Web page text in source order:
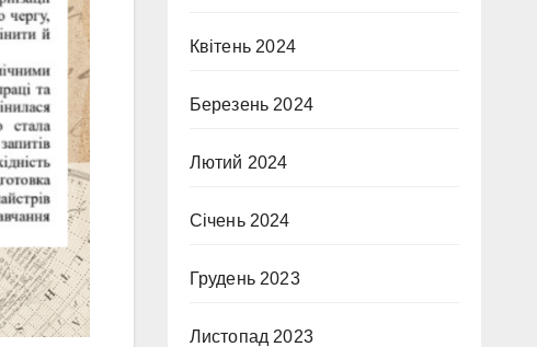
Квітень 2024
Березень 2024
Лютий 2024
Січень 2024
Грудень 2023
Листопад 2023